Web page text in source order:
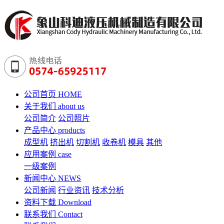
公司首页 HOME
关于我们
about us
公司简介 公司照片
产品中心 products
成型机 挤出机 切割机 收卷机 模具 其他
应用案例 case
一级案例
新闻中心 NEWS
公司新闻 行业资讯 技术分析
资料下载 Download
联系我们
Contact